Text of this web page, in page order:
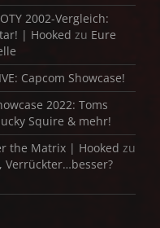
2002-Vergleich:
| Hooked zu Eure
Capcom Showcase!
2022: Toms
Squire & mehr!
the Matrix | Hooked zu
Verrückter…besser?